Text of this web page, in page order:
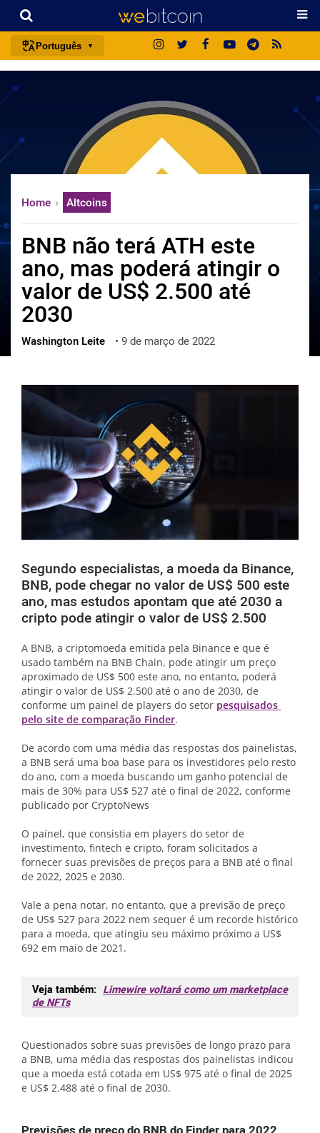
Português
français
italiano
日本語
русский
한국어
العربية
ไทย
ქართული
vietnamese
Home Altcoins
BNB não terá ATH este
ano, mas poderá atingir o
valor de US$ 2.500 até
2030
Washington Leite • 9 de março de 2022
Segundo especialistas, a moeda da Binance,
BNB, pode chegar no valor de US$ 500 este
ano, mas estudos apontam que até 2030 a
cripto pode atingir o valor de US$ 2.500
A BNB, a criptomoeda emitida pela Binance e que é
usado também na BNB Chain, pode atingir um preço
aproximado de US$ 500 este ano, no entanto, poderá
atingir o valor de US$ 2.500 até o ano de 2030, de
conforme um painel de players do setor pesquisados ​​
pelo site de comparação Finder.
De acordo com uma média das respostas dos painelistas,
a BNB será uma boa base para os investidores pelo resto
do ano, com a moeda buscando um ganho potencial de
mais de 30% para US$ 527 até o final de 2022, conforme
publicado por CryptoNews
O painel, que consistia em players do setor de
investimento, fintech e cripto, foram solicitados a
fornecer suas previsões de preços para a BNB até o final
de 2022, 2025 e 2030.
Vale a pena notar, no entanto, que a previsão de preço
de US$ 527 para 2022 nem sequer é um recorde histórico
para a moeda, que atingiu seu máximo próximo a US$
692 em maio de 2021.
Veja também: Limewire voltará como um marketplace
de NFTs
Questionados sobre suas previsões de longo prazo para
a BNB, uma média das respostas dos painelistas indicou
que a moeda está cotada em US$ 975 até o final de 2025
e US$ 2.488 até o final de 2030.